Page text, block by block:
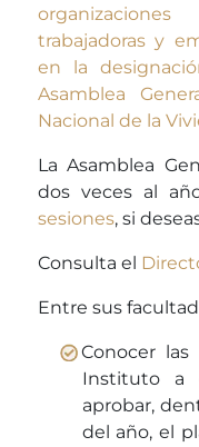
trabajadoras y
en la
Asamblea
Nacional de la
La Asamblea
dos veces al
sesiones, si
Consulta el
Entre sus
Conocer las
Instituto a
aprobar,
del año, el